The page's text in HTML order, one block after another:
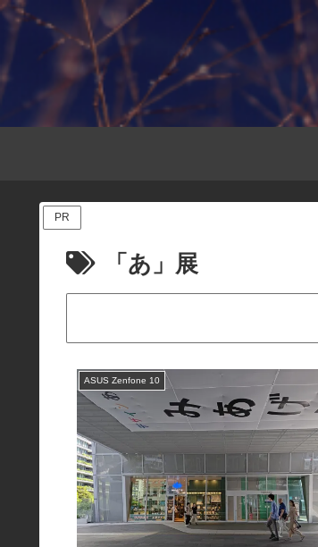
PR
「あ」展
ASUS Zenfone 10